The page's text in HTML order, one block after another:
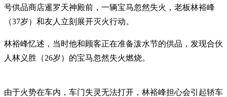
号供品商店暹罗天神殿前，一辆宝马忽然失火，老板林裕峰
（37岁）和友人立刻展开灭火行动。
林裕峰忆述，当时他和顾客正在准备泼水节的供品，发现合伙
人林义胜（26岁）的宝马忽然失火燃烧。
由于火势在车内，车门失灵无法打开，林裕峰担心会引起轿车